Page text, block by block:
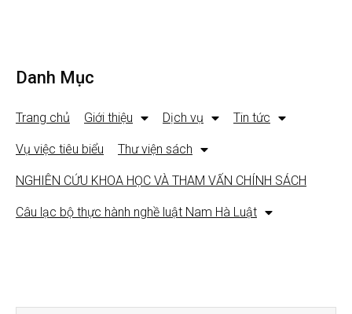
Danh Mục
Trang chủ Giới thiệu Dịch vụ Tin tức
Vụ việc tiêu biểu Thư viện sách
NGHIÊN CỨU KHOA HỌC VÀ THAM VẤN CHÍNH SÁCH
Câu lạc bộ thực hành nghề luật Nam Hà Luật